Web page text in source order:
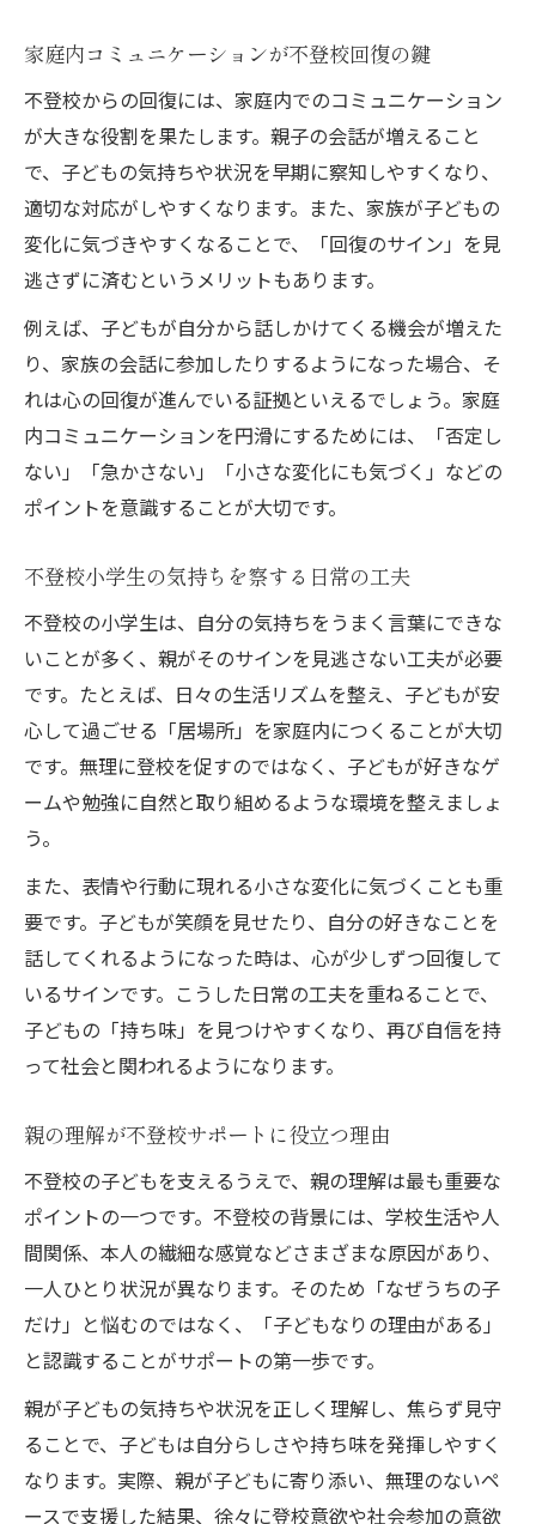
家庭内コミュニケーションが不登校回復の鍵
不登校からの回復には、家庭内でのコミュニケーション
が大きな役割を果たします。親子の会話が増えること
で、子どもの気持ちや状況を早期に察知しやすくなり、
適切な対応がしやすくなります。また、家族が子どもの
変化に気づきやすくなることで、「回復のサイン」を見
逃さずに済むというメリットもあります。
例えば、子どもが自分から話しかけてくる機会が増えた
り、家族の会話に参加したりするようになった場合、そ
れは心の回復が進んでいる証拠といえるでしょう。家庭
内コミュニケーションを円滑にするためには、「否定し
ない」「急かさない」「小さな変化にも気づく」などの
ポイントを意識することが大切です。
不登校小学生の気持ちを察する日常の工夫
不登校の小学生は、自分の気持ちをうまく言葉にできな
いことが多く、親がそのサインを見逃さない工夫が必要
です。たとえば、日々の生活リズムを整え、子どもが安
心して過ごせる「居場所」を家庭内につくることが大切
です。無理に登校を促すのではなく、子どもが好きなゲ
ームや勉強に自然と取り組めるような環境を整えましょ
う。
また、表情や行動に現れる小さな変化に気づくことも重
要です。子どもが笑顔を見せたり、自分の好きなことを
話してくれるようになった時は、心が少しずつ回復して
いるサインです。こうした日常の工夫を重ねることで、
子どもの「持ち味」を見つけやすくなり、再び自信を持
って社会と関われるようになります。
親の理解が不登校サポートに役立つ理由
不登校の子どもを支えるうえで、親の理解は最も重要な
ポイントの一つです。不登校の背景には、学校生活や人
間関係、本人の繊細な感覚などさまざまな原因があり、
一人ひとり状況が異なります。そのため「なぜうちの子
だけ」と悩むのではなく、「子どもなりの理由がある」
と認識することがサポートの第一歩です。
親が子どもの気持ちや状況を正しく理解し、焦らず見守
ることで、子どもは自分らしさや持ち味を発揮しやすく
なります。実際、親が子どもに寄り添い、無理のないペ
ースで支援した結果、徐々に登校意欲や社会参加の意欲